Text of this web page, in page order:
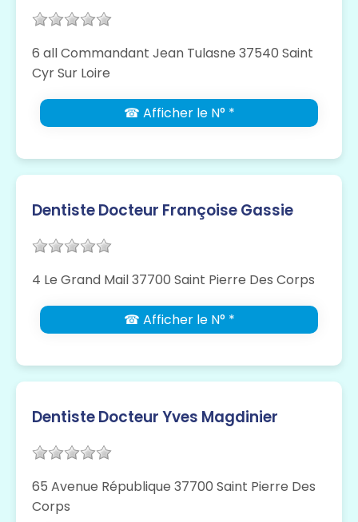
6 all Commandant Jean Tulasne 37540 Saint
Cyr Sur Loire
☎ Afficher le N° *
Dentiste Docteur Françoise Gassie
4 Le Grand Mail 37700 Saint Pierre Des Corps
☎ Afficher le N° *
Dentiste Docteur Yves Magdinier
65 Avenue République 37700 Saint Pierre Des
Corps